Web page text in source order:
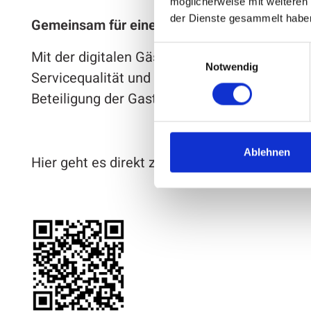
der Dienste gesammelt
Notwendig
Ablehnen
Gemeinsam für einen starken
Mit der digitalen Gästemappe setzt
Servicequalität und Nachhaltigkeit im
Beteiligung der Gastgeber und vom Interesse
Hier geht es direkt zur digitalen Gästemappe